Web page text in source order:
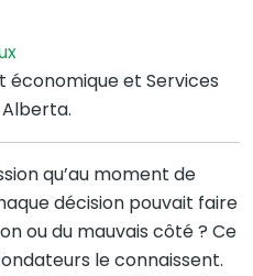
et Services
qu’au moment de
décision pouvait faire
ou du mauvais côté ? Ce
le connaissent.